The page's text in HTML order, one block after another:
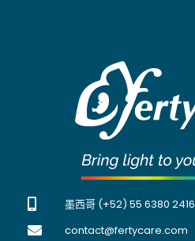
墨西哥 (+52) 55 6380 2416
contact@fertycare.com